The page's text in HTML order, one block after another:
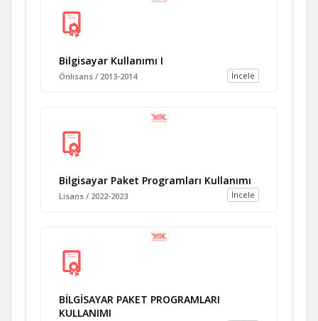
Bilgisayar Kullanımı I
İncele
Önlisans / 2013-2014
Bilgisayar Paket Programları Kullanımı
İncele
Lisans / 2022-2023
BİLGİSAYAR PAKET PROGRAMLARI
KULLANIMI